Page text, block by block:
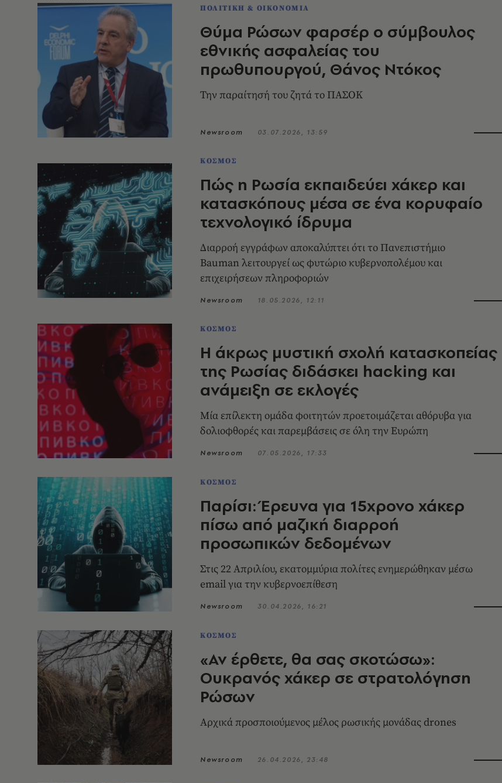
ΠΟΛΙΤΙΚΗ & ΟΙΚΟΝΟΜΙΑ
Θύμα Ρώσων φαρσέρ ο σύμβουλος
εθνικής ασφαλείας του
πρωθυπουργού, Θάνος Ντόκος
Την παραίτησή του ζητά το ΠΑΣΟΚ
Newsroom 03.07.2026, 13:59
ΚΟΣΜΟΣ
Πώς η Ρωσία εκπαιδεύει χάκερ και
κατασκόπους μέσα σε ένα κορυφαίο
τεχνολογικό ίδρυμα
Διαρροή εγγράφων αποκαλύπτει ότι το Πανεπιστήμιο
Bauman λειτουργεί ως φυτώριο κυβερνοπολέμου και
επιχειρήσεων πληροφοριών
Newsroom 18.05.2026, 12:11
ΚΟΣΜΟΣ
Η άκρως μυστική σχολή κατασκοπείας
της Ρωσίας διδάσκει hacking και
ανάμειξη σε εκλογές
Μία επίλεκτη ομάδα φοιτητών προετοιμάζεται αθόρυβα για
δολιοφθορές και παρεμβάσεις σε όλη την Ευρώπη
Newsroom 07.05.2026, 17:33
ΚΟΣΜΟΣ
Παρίσι: Έρευνα για 15χρονο χάκερ
πίσω από μαζική διαρροή
προσωπικών δεδομένων
Στις 22 Απριλίου, εκατομμύρια πολίτες ενημερώθηκαν μέσω
email για την κυβερνοεπίθεση
Newsroom 30.04.2026, 16:21
ΚΟΣΜΟΣ
«Αν έρθετε, θα σας σκοτώσω»:
Oυκρανός χάκερ σε στρατολόγηση
Ρώσων
Αρχικά προσποιούμενος μέλος ρωσικής μονάδας drones
Newsroom 26.04.2026, 23:48